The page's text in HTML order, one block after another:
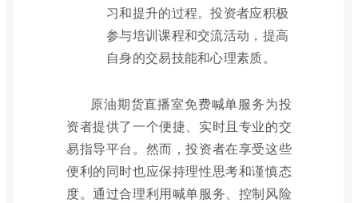
习和提升的过程。投资者应积极
参与培训课程和交流活动，提高
自身的交易技能和心理素质。
原油期货直播室免费喊单服务为投
资者提供了一个便捷、实时且专业的交
易指导平台。然而，投资者在享受这些
便利的同时也应保持理性思考和谨慎态
度。通过合理利用喊单服务、控制风险